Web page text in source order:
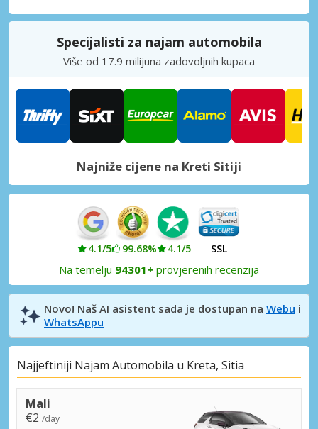
Specijalisti za najam automobila
Više od 17.9 milijuna zadovoljnih kupaca
Najniže cijene na Kreti Sitiji
4.1/5 99.68% 4.1/5 SSL
Na temelju 94301+ provjerenih recenzija
Novo! Naš AI asistent sada je dostupan na Webu i
WhatsAppu
Najjeftiniji Najam Automobila u Kreta, Sitia
Mali
€2 /day